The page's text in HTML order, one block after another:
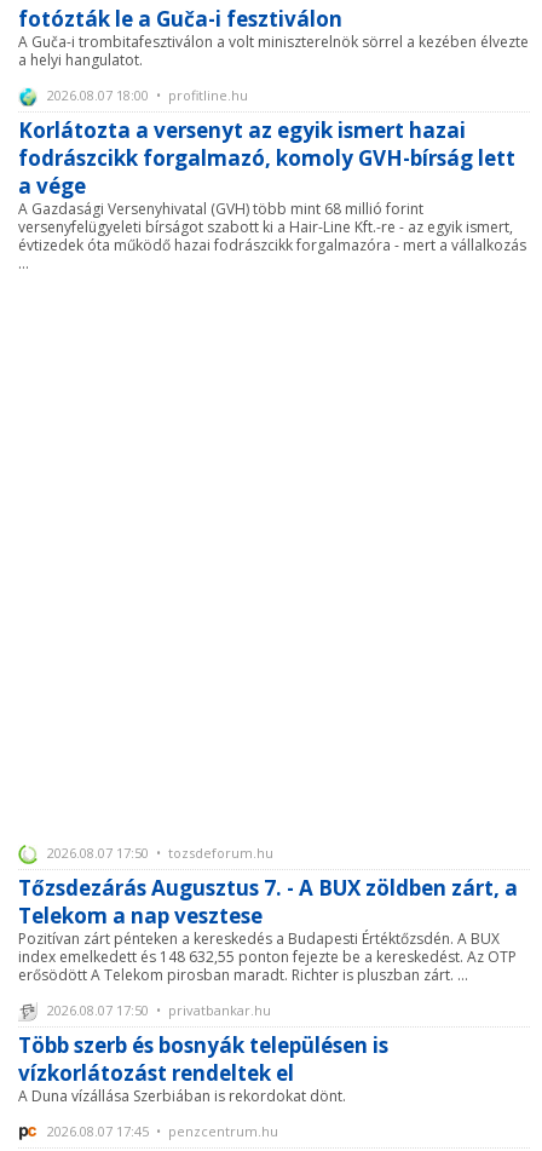
fotózták le a Guča-i fesztiválon
A Guča-i trombitafesztiválon a volt miniszterelnök sörrel a kezében élvezte
a helyi hangulatot.
2026.08.07 18:00 • profitline.hu
Korlátozta a versenyt az egyik ismert hazai
fodrászcikk forgalmazó, komoly GVH-bírság lett
a vége
A Gazdasági Versenyhivatal (GVH) több mint 68 millió forint
versenyfelügyeleti bírságot szabott ki a Hair-Line Kft.-re - az egyik ismert,
évtizedek óta működő hazai fodrászcikk forgalmazóra - mert a vállalkozás
...
2026.08.07 17:50 • tozsdeforum.hu
Tőzsdezárás Augusztus 7. - A BUX zöldben zárt, a
Telekom a nap vesztese
Pozitívan zárt pénteken a kereskedés a Budapesti Értéktőzsdén. A BUX
index emelkedett és 148 632,55 ponton fejezte be a kereskedést. Az OTP
erősödött A Telekom pirosban maradt. Richter is pluszban zárt. ...
2026.08.07 17:50 • privatbankar.hu
Több szerb és bosnyák településen is
vízkorlátozást rendeltek el
A Duna vízállása Szerbiában is rekordokat dönt.
2026.08.07 17:45 • penzcentrum.hu